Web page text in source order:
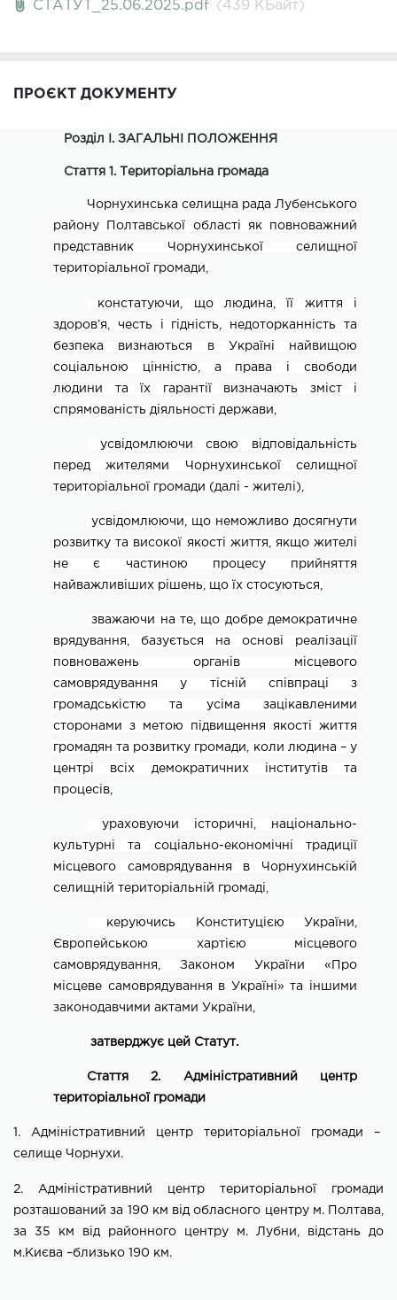
СТАТУТ_25.06.2025.pdf (439 КБайт)
ПРОЄКТ ДОКУМЕНТУ
Розділ І. ЗАГАЛЬНІ ПОЛОЖЕННЯ
Стаття 1. Територіальна громада
Чорнухинська селищна рада Лубенського
району Полтавської області як повноважний
представник Чорнухинської селищної
територіальної громади,
констатуючи, що людина, її життя і
здоров’я, честь і гідність, недоторканність та
безпека визнаються в Україні найвищою
соціальною цінністю, а права і свободи
людини та їх гарантії визначають зміст і
спрямованість діяльності держави,
усвідомлюючи свою відповідальність
перед жителями
Чорнухинської селищної
територіальної громади (далі - жителі),
усвідомлюючи, що неможливо досягнути
розвитку та високої якості життя, якщо жителі
не є частиною процесу прийняття
найважливіших рішень, що їх стосуються,
зважаючи на те, що добре демократичне
врядування, базується на основі реалізації
повноважень органів місцевого
самоврядування у тісній співпраці з
громадськістю та усіма зацікавленими
сторонами з метою підвищення якості життя
громадян та розвитку громади, коли людина – у
центрі всіх демократичних інститутів та
процесів,
ураховуючи історичні, національно-
культурні та соціально-економічні традиції
місцевого самоврядування в Чорнухинській
селищній територіальній громаді,
керуючись Конституцією України,
Європейською хартією місцевого
самоврядування, Законом України «Про
місцеве самоврядування в Україні» та іншими
законодавчими актами України,
затверджує цей Статут.
Стаття 2. Адміністративний центр
територіальної громади
1. Адміністративний центр територіальної громади –
селище Чорнухи.
2. Адміністративний центр територіальної громади
розташованийза 190 км від обласного центру м. Полтава
за
35 км від районного центру м. Лубни , відстань до
м.Києва –близько 190 км.